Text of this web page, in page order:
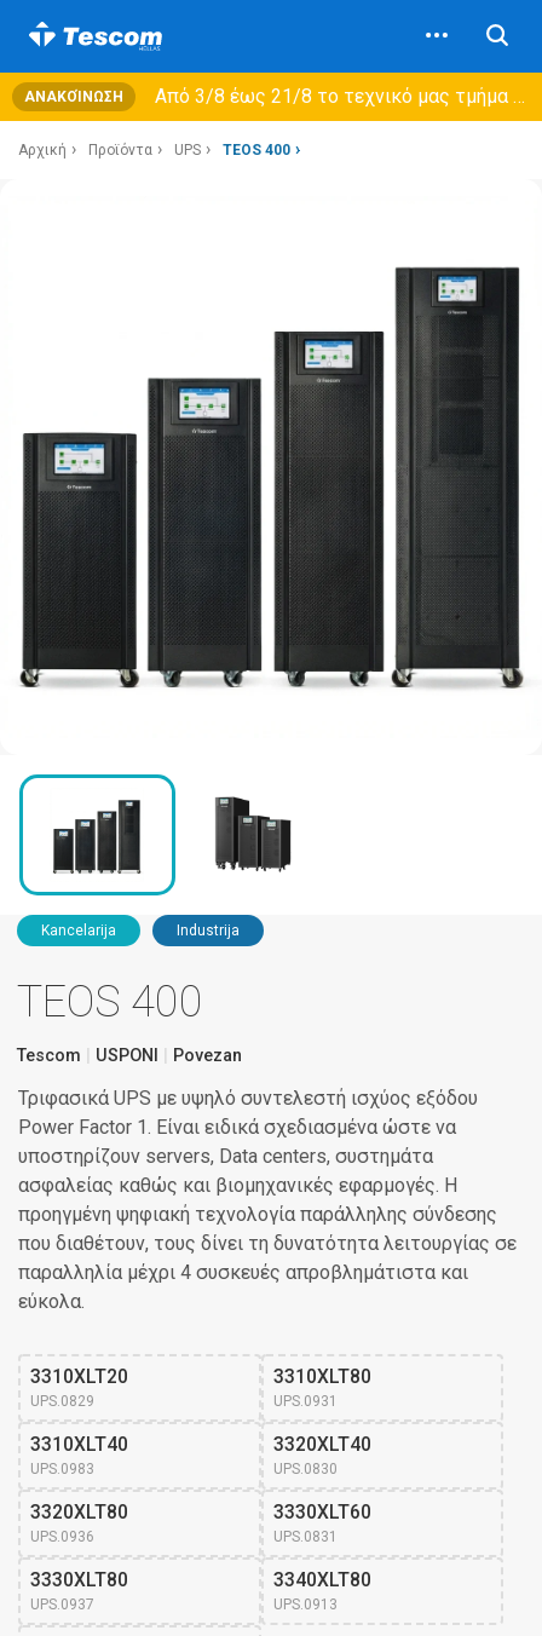
ΑΝΑΚΟΊΝΩΣΗ Από 3/8 έως 21/8 τo τεχνικό μας τμήμα θα εξυπηρετεί μόνο συμβόλαια συντήρησης και όχι νέες παραλαβές →
Αρχική Προϊόντα UPS TEOS 400
Kancelarija Industrija
TEOS 400
Tescom USPONI Povezan
Τριφασικά UPS με υψηλό συντελεστή ισχύος εξόδου
Power Factor 1. Είναι ειδικά σχεδιασμένα ώστε να
υποστηρίζουν servers, Data centers, συστημάτα
ασφαλείας καθώς και βιομηχανικές εφαρμογές. Η
προηγμένη ψηφιακή τεχνολογία παράλληλης σύνδεσης
που διαθέτουν, τους δίνει τη δυνατότητα λειτουργίας σε
παραλληλία μέχρι 4 συσκευές απροβλημάτιστα και
εύκολα.
3310XLT20
UPS.0829
3310XLT80
UPS.0931
3310XLT40
UPS.0983
3320XLT40
UPS.0830
3320XLT80
UPS.0936
3330XLT60
UPS.0831
3330XLT80
UPS.0937
3340XLT80
UPS.0913